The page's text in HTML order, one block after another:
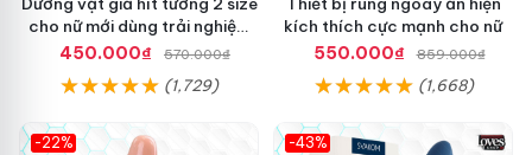
cho nữ mới dùng trải nghiệm
thật
450.000₫ 570.000₫
(1,729)
kích thích cực mạnh cho nữ
550.000₫
859.000₫
(1,668)
-22%
-43%